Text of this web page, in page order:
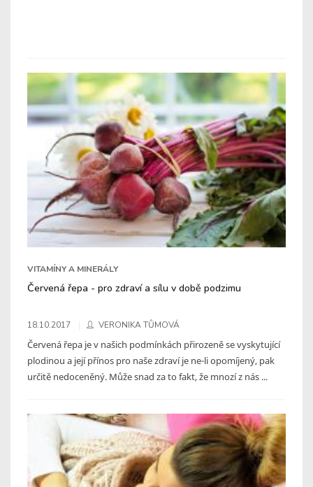
VITAMÍNY A MINERÁLY
Červená řepa - pro zdraví a sílu v době podzimu
18.10.2017 VERONIKA TŮMOVÁ
Červená řepa je v našich podmínkách přirozeně se vyskytující
plodinou a její přínos pro naše zdraví je ne-li opomíjený, pak
určitě nedoceněný. Může snad za to fakt, že mnozí z nás ...